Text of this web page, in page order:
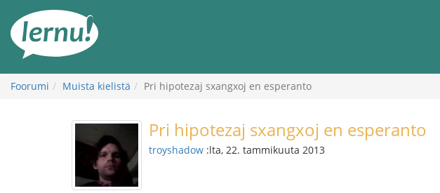
sisältöön
Foorumi Muista kielistä Pri hipotezaj sxangxoj en esperanto
Pri hipotezaj sxangxoj en esperanto
troyshadow :lta, 22. tammikuuta 2013